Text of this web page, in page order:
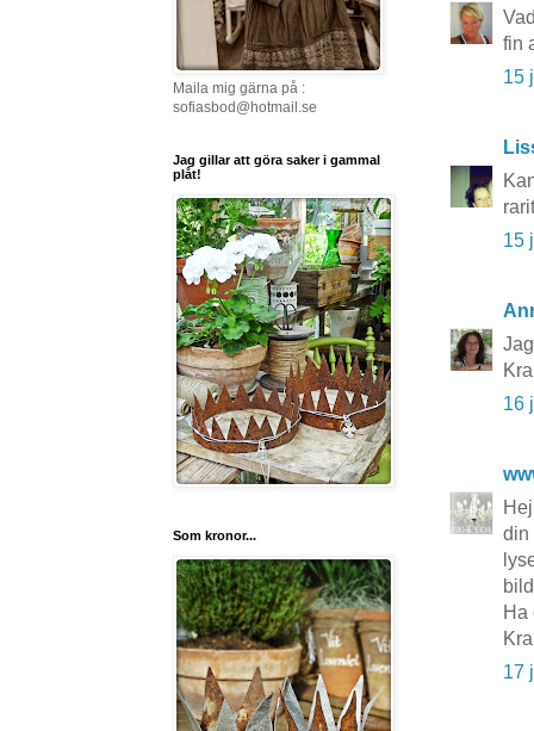
fin
15
15
16
din
Ha
17
Maila mig gärna på :
sofiasbod@hotmail.se
Jag gillar att göra saker i gammal
plåt!
Som kronor...